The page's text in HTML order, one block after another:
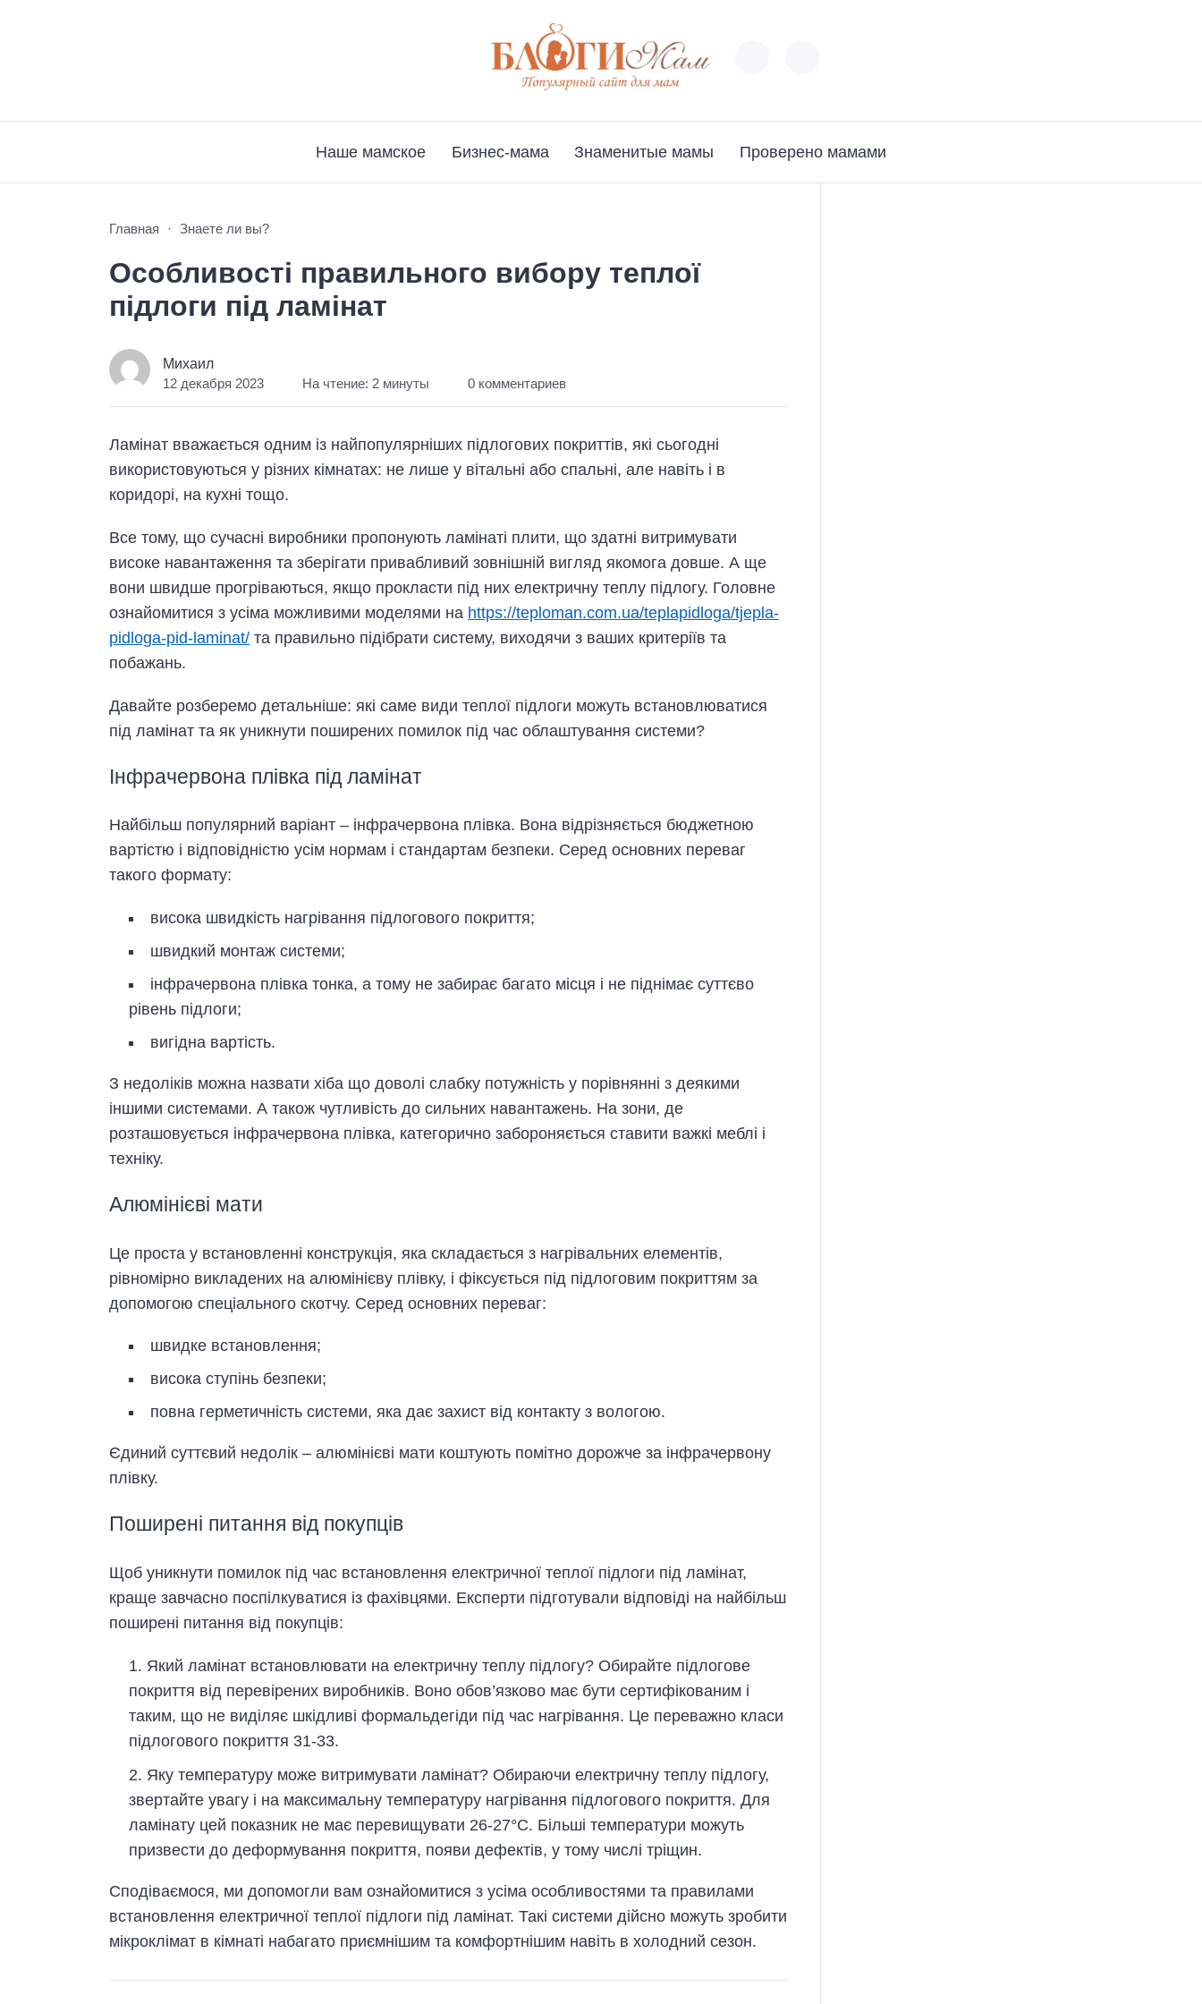
Наше мамское Бизнес-мама Знаменитые мамы Проверено мамами
Главная Знаете ли вы?
Особливості правильного вибору теплої
підлоги під ламінат
Михаил
12 декабря 2023 На чтение: 2 минуты 0 комментариев
Ламінат вважається одним із найпопулярніших підлогових покриттів, які сьогодні
використовуються у різних кімнатах: не лише у вітальні або спальні, але навіть і в
коридорі, на кухні тощо.
Все тому, що сучасні виробники пропонують ламінаті плити, що здатні витримувати
високе навантаження та зберігати привабливий зовнішній вигляд якомога довше. А ще
вони швидше прогріваються, якщо прокласти під них електричну теплу підлогу. Головне
ознайомитися з усіма можливими моделями на https://teploman.com.ua/teplapidloga/tjepla-
pidloga-pid-laminat/ та правильно підібрати систему, виходячи з ваших критеріїв та
побажань.
Давайте розберемо детальніше: які саме види теплої підлоги можуть встановлюватися
під ламінат та як уникнути поширених помилок під час облаштування системи?
Інфрачервона плівка під ламінат
Найбільш популярний варіант – інфрачервона плівка. Вона відрізняється бюджетною
вартістю і відповідністю усім нормам і стандартам безпеки. Серед основних переваг
такого формату:
висока швидкість нагрівання підлогового покриття;
швидкий монтаж системи;
інфрачервона плівка тонка, а тому не забирає багато місця і не піднімає суттєво
рівень підлоги;
вигідна вартість.
З недоліків можна назвати хіба що доволі слабку потужність у порівнянні з деякими
іншими системами. А також чутливість до сильних навантажень. На зони, де
розташовується інфрачервона плівка, категорично забороняється ставити важкі меблі і
техніку.
Алюмінієві мати
Це проста у встановленні конструкція, яка складається з нагрівальних елементів,
рівномірно викладених на алюмінієву плівку, і фіксується під підлоговим покриттям за
допомогою спеціального скотчу. Серед основних переваг:
швидке встановлення;
висока ступінь безпеки;
повна герметичність системи, яка дає захист від контакту з вологою.
Єдиний суттєвий недолік – алюмінієві мати коштують помітно дорожче за інфрачервону
плівку.
Поширені питання від покупців
Щоб уникнути помилок під час встановлення електричної теплої підлоги під ламінат,
краще завчасно поспілкуватися із фахівцями. Експерти підготували відповіді на найбільш
поширені питання від покупців:
Який ламінат встановлювати на електричну теплу підлогу? Обирайте підлогове
покриття від перевірених виробників. Воно обов’язково має бути сертифікованим і
таким, що не виділяє шкідливі формальдегіди під час нагрівання. Це переважно класи
підлогового покриття 31-33.
Яку температуру може витримувати ламінат? Обираючи електричну теплу підлогу,
звертайте увагу і на максимальну температуру нагрівання підлогового покриття. Для
ламінату цей показник не має перевищувати 26-27°С. Більші температури можуть
призвести до деформування покриття, появи дефектів, у тому числі тріщин.
Сподіваємося, ми допомогли вам ознайомитися з усіма особливостями та правилами
встановлення електричної теплої підлоги під ламінат. Такі системи дійсно можуть зробити
мікроклімат в кімнаті набагато приємнішим та комфортнішим навіть в холодний сезон.